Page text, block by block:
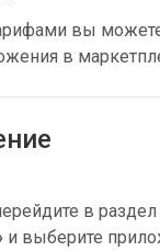
вы
в
в раздел
и выберите